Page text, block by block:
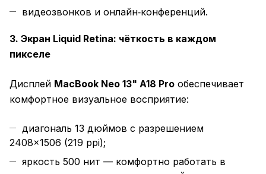
видеозвонков и онлайн‑конференций.
3. Экран Liquid Retina: чёткость в каждом
пикселе
Дисплей MacBook Neo 13" A18 Pro обеспечивает
комфортное визуальное восприятие:
диагональ 13 дюймов с разрешением
2408×1506 (219 ppi);
яркость 500 нит — комфортно работать в